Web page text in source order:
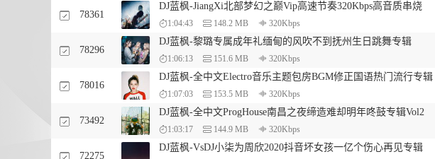
78361
DJ蓝枫-JiangXi北部梦幻之巅Vip高速节奏320Kbps高音质串烧
1:04:43 148.2 MB 320Kbps
78296
DJ蓝枫-黎璐专属成年礼缅甸的风吹不到抚州生日跳舞专辑
1:06:13 151.6 MB 320Kbps
78016
DJ蓝枫-全中文Electro音乐主题包房BGM修正国语热门流行专辑
1:07:03 153.5 MB 320Kbps
73492
DJ蓝枫-全中文ProgHouse南昌之夜缔造难却明年咚鼓专辑Vol2
1:03:17 144.9 MB 320Kbps
72275
DJ蓝枫-VsDJ小柒为周欣2020抖音坏女孩一亿个伤心再见专辑